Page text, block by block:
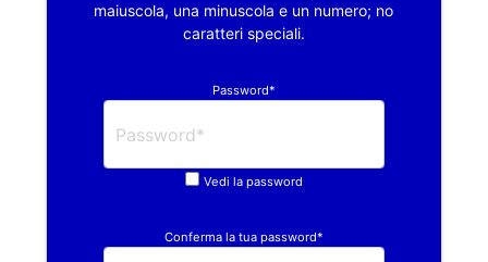
maiuscola, una minuscola e un numero; no
caratteri speciali.
Password*
Vedi la password
Conferma la tua password*